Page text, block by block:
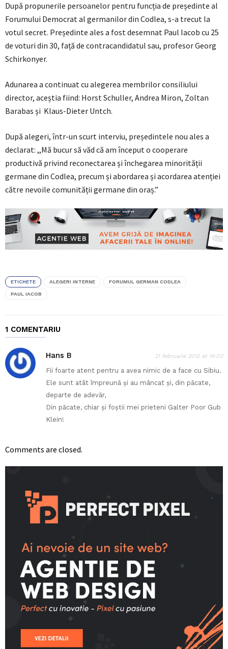
După propunerile persoanelor pentru funcția de președinte al
Forumului Democrat al germanilor din Codlea, s-a trecut la
votul secret. Președinte ales a fost desemnat Paul Iacob cu 25
de voturi din 30, față de contracandidatul sau, profesor Georg
Schirkonyer.
Adunarea a continuat cu alegerea membrilor consiliului
director, aceștia fiind: Horst Schuller, Andrea Miron, Zoltan
Barabas și Klaus-Dieter Untch.
După alegeri, într-un scurt interviu, președintele nou ales a
declarat: ,,Mă bucur să văd că am început o cooperare
productivă privind reconectarea și închegarea minorității
germane din Codlea, precum și abordarea și acordarea atenției
către nevoile comunității germane din oraș.”
ETICHETE ALEGERI INTERNE FORUMUL GERMAN CODLEA
PAUL IACOB
1 COMENTARIU
Hans B 21 februarie 2012 at 14:02
Fii foarte atent pentru a avea nimic de a face cu Sibiu.
Ele sunt atât împreună şi au mâncat şi, din păcate,
departe de adevăr,
Din păcate, chiar şi foştii mei prieteni Galter Poor Gub
Klein!
Comments are closed.